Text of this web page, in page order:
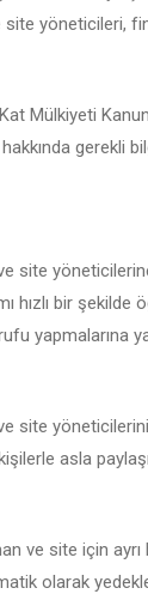
yöneticileri,
Mülkiyeti
gerekli
site
hızlı bir şekilde
yapmalarına
site
asla
ve site için
olarak